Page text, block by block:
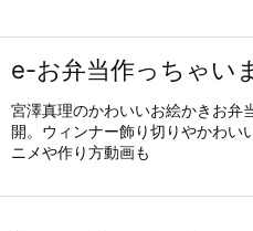
e-お弁当作っちゃい
宮澤真理のかわいいお絵かきお弁
開。ウィンナー飾り切りやかわい
ニメや作り方動画も